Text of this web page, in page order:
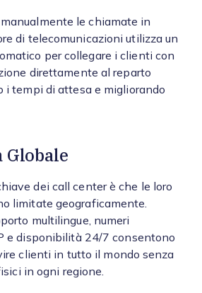
le chiamate in
di telecomunicazioni utilizza un
per collegare i clienti con
direttamente al reparto
i tempi di attesa e migliorando
Globale
dei call center è che le loro
limitate geograficamente.
multilingue, numeri
e disponibilità 24/7 consentono
clienti in tutto il mondo senza
in ogni regione.